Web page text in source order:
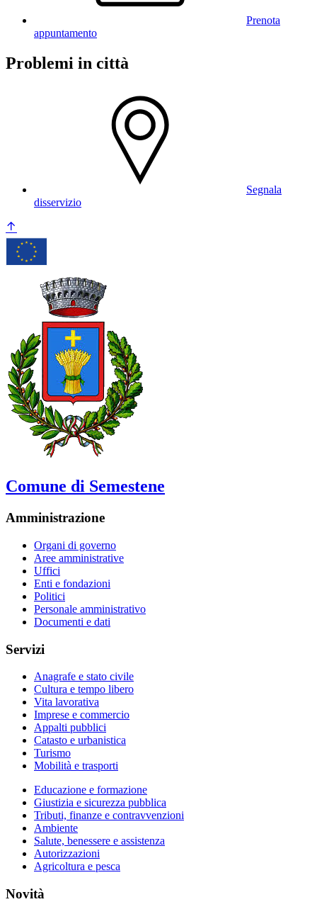
Prenota
appuntamento
Problemi in città
Segnala
disservizio
Comune di Semestene
Amministrazione
Organi di governo
Aree amministrative
Uffici
Enti e fondazioni
Politici
Personale amministrativo
Documenti e dati
Servizi
Anagrafe e stato civile
Cultura e tempo libero
Vita lavorativa
Imprese e commercio
Appalti pubblici
Catasto e urbanistica
Turismo
Mobilità e trasporti
Educazione e formazione
Giustizia e sicurezza pubblica
Tributi, finanze e contravvenzioni
Ambiente
Salute, benessere e assistenza
Autorizzazioni
Agricoltura e pesca
Novità